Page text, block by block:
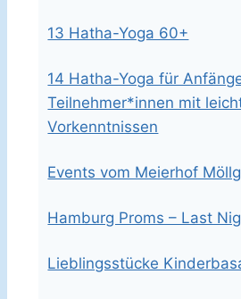
13 Hatha-Yoga 60+
14 Hatha-Yoga für
Teilnehmer*innen mit
Vorkenntnissen
Events vom Meierhof
Hamburg Proms – Last
Lieblingsstücke